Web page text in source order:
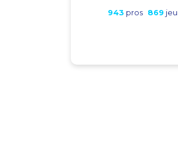
943 pros 869